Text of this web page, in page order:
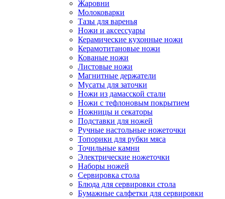
Жаровни
Молоковарки
Тазы для варенья
Ножи и аксессуары
Керамические кухонные ножи
Керамотитановые ножи
Кованые ножи
Листовые ножи
Магнитные держатели
Мусаты для заточки
Ножи из дамасской стали
Ножи с тефлоновым покрытием
Ножницы и секаторы
Подставки для ножей
Ручные настольные ножеточки
Топорики для рубки мяса
Точильные камни
Электрические ножеточки
Наборы ножей
Сервировка стола
Блюда для сервировки стола
Бумажные салфетки для сервировки